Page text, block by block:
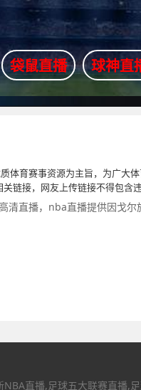
袋鼠直播 球神直
育赛事资源为主旨，为广
链接，网友上传链接不得包含
清直播，nba直播提供因戈
直播,足球五大联赛直播,